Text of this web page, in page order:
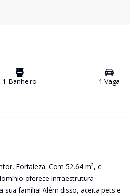
1 Banheiro 1 Vaga
Fortaleza. Com 52,64 m², o
oferece infraestrutura
sua família! Além disso, aceita pets e